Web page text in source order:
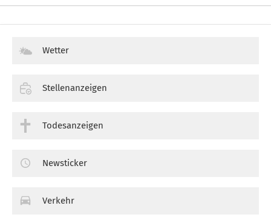
Wetter
Stellenanzeigen
Todesanzeigen
Newsticker
Verkehr